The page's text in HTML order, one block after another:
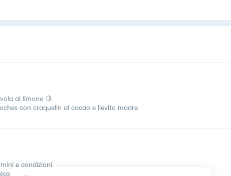
al limone 🍋
con craquelin al cacao e lievito madre
e condizioni